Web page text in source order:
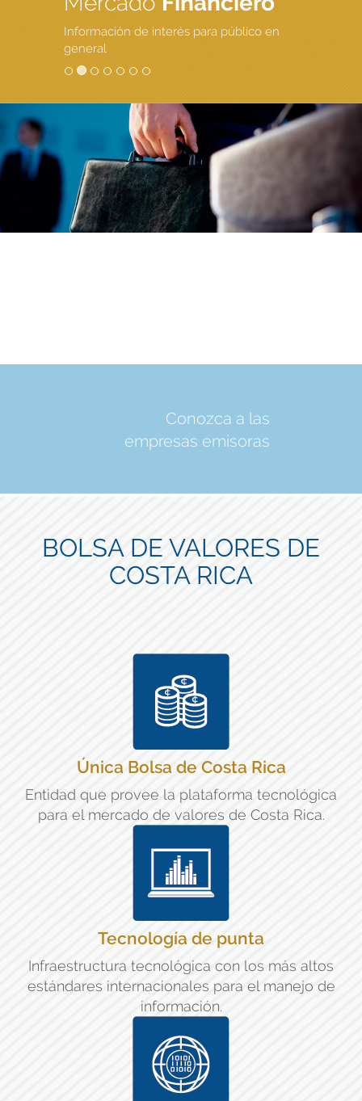
Información de interés para público en
general
Conozca a las
empresas emisoras
BOLSA DE VALORES DE
COSTA RICA
Única Bolsa de Costa Rica
Entidad que provee la plataforma tecnológica
para el mercado de valores de Costa Rica.
Tecnología de punta
Infraestructura tecnológica con los más altos
estándares internacionales para el manejo de
información.